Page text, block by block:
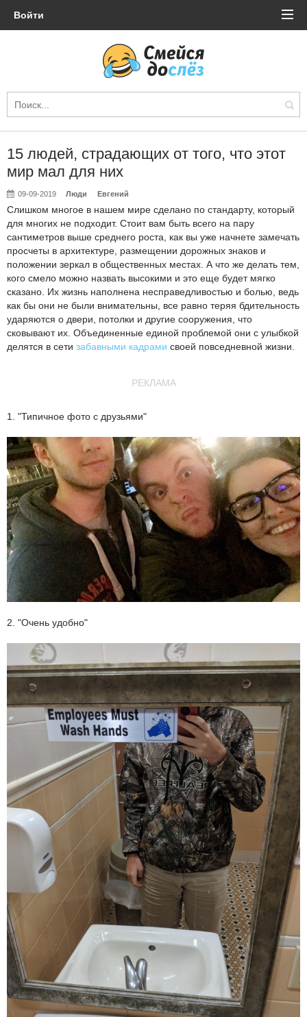
Войти
15 людей, страдающих от того, что этот
мир мал для них
09-09-2019 Люди Евгений
Слишком многое в нашем мире сделано по стандарту, который
для многих не подходит. Стоит вам быть всего на пару
сантиметров выше среднего роста, как вы уже начнете замечать
просчеты в архитектуре, размещении дорожных знаков и
положении зеркал в общественных местах. А что же делать тем,
кого смело можно назвать высокими и это еще будет мягко
сказано. Их жизнь наполнена несправедливостью и болью, ведь
как бы они не были внимательны, все равно теряя бдительность
ударяются о двери, потолки и другие сооружения, что
сковывают их. Объединенные единой проблемой они с улыбкой
делятся в сети забавными кадрами своей повседневной жизни.
РЕКЛАМА
1. "Типичное фото с друзьями"
2. "Очень удобно"